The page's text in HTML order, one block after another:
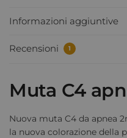
Informazioni aggiuntive
Recensioni 1
Muta C4
Nuova muta C4 da apnea
la nuova colorazione della